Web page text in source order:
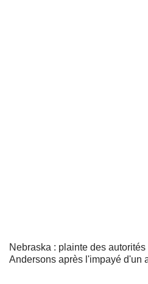
Nebraska : plainte des
Andersons après l'impayé d'un